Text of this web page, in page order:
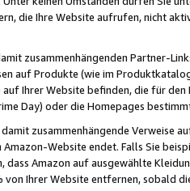
die Ihre Website aufrufen, nicht
zusammenhängenden Partner-
auf Produkte (wie im
Ihrer Website befinden, die für
Day) oder die Homepages
damit zusammenhängende
Website endet. Falls Sie
dass Amazon auf ausgewählte
von Ihrer Website entfernen, sobald